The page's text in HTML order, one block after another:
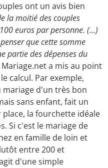
ont un avis bien
la moitié des couples
euros par personne. (...)
que cette somme
partie des dépenses du
Mariage.net a mis au point
calcul. Par exemple,
d'un très bon
sans enfant, fait un
la fourchette idéale
Si c'est le mariage de
en famille de loin et
entre 200 et
d'une simple